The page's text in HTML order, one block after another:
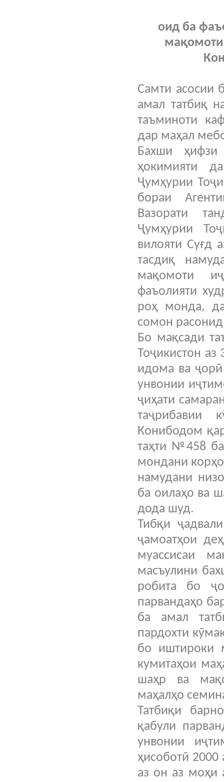
оид ба
мақомоти
Самти асосии
амал татбиқ
таъминоти
дар маҳал
Бахши
ҳокимияти
Ҷумҳурии
бораи
Вазорати
Ҷумҳурии
вилояти Суғд
тасдиқ
мақомоти
фаъолияти
роҳ монда,
сомон
Бо мақсади
Тоҷикистон
идома ва
унвонии
ҷиҳати
таҷрибавии
Конибодом
таҳти №458
мондани
намудани
ба оилаҳо ва
дода шуд.
Тибқи
ҷамоатҳои
муассисаи
масъулини
робита бо
парвандаҳо
ба амал
пардохти
бо иштироки
кумитаҳои
шаҳр ва
маҳалҳо
Татбиқи
қабули
унвонии
ҳисоботӣ 2000
аз он аз моҳи